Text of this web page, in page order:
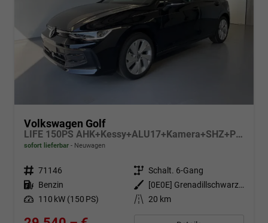
Volkswagen Golf
LIFE 150PS AHK+Kessy+ALU17+Kamera+SHZ+Parklenk+Alarm
sofort lieferbar Neuwagen
Fahrzeugnr. 71146 Getriebe Schalt. 6-Gang
Kraftstoff Benzin Außenfarbe
[0E0E] Grenadillschwarz Metallic
Leistung 110 kW (150 PS) Kilometerstand 20 km